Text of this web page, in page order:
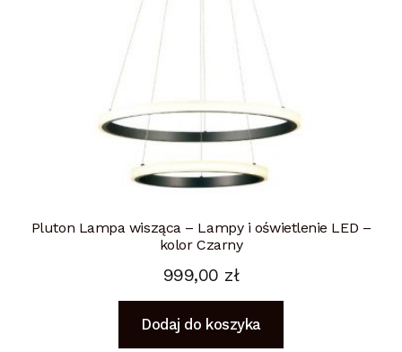
Pluton Lampa wisząca – Lampy i oświetlenie LED –
kolor Czarny
999,00 zł
Dodaj do koszyka